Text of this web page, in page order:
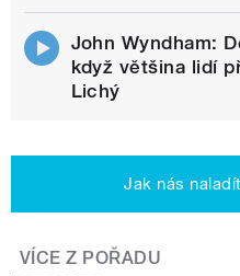
John Wyndham:
když většina lidí
Lichý
Jak nás
VÍCE Z POŘADU